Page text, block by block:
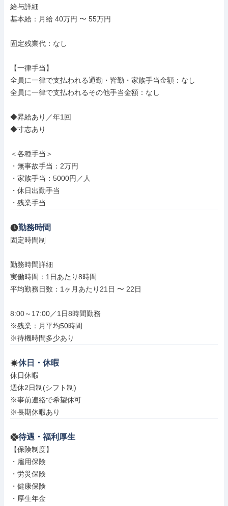
給与詳細
基本給：月給 40万円 〜 55万円
固定残業代：なし
【一律手当】
全員に一律で支払われる通勤・皆勤・家族手当金額：なし
全員に一律で支払われるその他手当金額：なし
◆昇給あり／年1回
◆寸志あり
＜各種手当＞
・無事故手当：2万円
・家族手当：5000円／人
・休日出勤手当
・残業手当
勤務時間
固定時間制
勤務時間詳細
実働時間：1日あたり8時間
平均勤務日数：1ヶ月あたり21日 〜 22日
8:00～17:00／1日8時間勤務
※残業：月平均50時間
※待機時間多少あり
休日・休暇
休日休暇
週休2日制(シフト制)
※事前連絡で希望休可
※長期休暇あり
待遇・福利厚生
【保険制度】
・雇用保険
・労災保険
・健康保険
・厚生年金